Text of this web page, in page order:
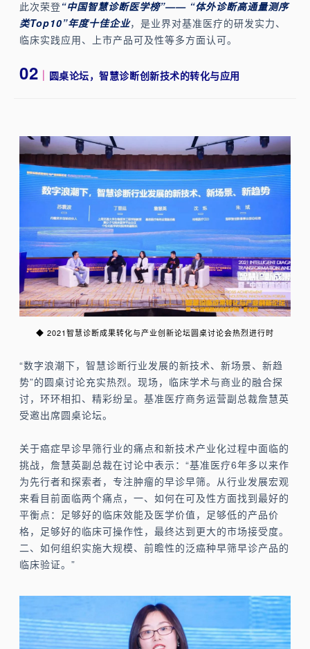
此次荣登“中国智慧诊断医学榜”—— “体外诊断高通量测序
类Top10”年度十佳企业，是业界对基准医疗的研发实力、
临床实践应用、上市产品可及性等多方面认可。
02 ｜ 圆桌论坛，智慧诊断创新技术的转化与应用
◆ 2021智慧诊断成果转化与产业创新论坛圆桌讨论会热烈进行时
“数字浪潮下，智慧诊断行业发展的新技术、新场景、新趋
势”的圆桌讨论充实热烈。现场，临床学术与商业的融合探
讨，环环相扣、精彩纷呈。基准医疗商务运营副总裁詹慧英
受邀出席圆桌论坛。
关于癌症早诊早筛行业的痛点和新技术产业化过程中面临的
挑战，詹慧英副总裁在讨论中表示：“基准医疗6年多以来作
为先行者和探索者，专注肿瘤的早诊早筛。从行业发展宏观
来看目前面临两个痛点，一、如何在可及性方面找到最好的
平衡点：足够好的临床效能及医学价值，足够低的产品价
格，足够好的临床可操作性，最终达到更大的市场接受度。
二、如何组织实施大规模、前瞻性的泛癌种早筛早诊产品的
临床验证。”